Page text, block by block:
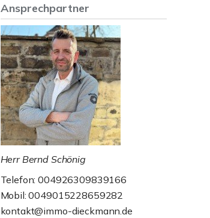
Ansprechpartner
Herr Bernd Schönig
Telefon: 004926309839166
Mobil: 0049015228659282
kontakt@immo-dieckmann.de